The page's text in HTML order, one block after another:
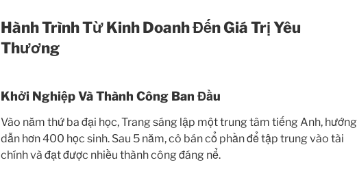
Hành Trình Từ Kinh Doanh Đến Giá Trị Yêu
Thương
Khởi Nghiệp Và Thành Công Ban Đầu
Vào năm thứ ba đại học, Trang sáng lập một trung tâm tiếng Anh, hướng
dẫn hơn 400 học sinh. Sau 5 năm, cô bán cổ phần để tập trung vào tài
chính và đạt được nhiều thành công đáng nể.